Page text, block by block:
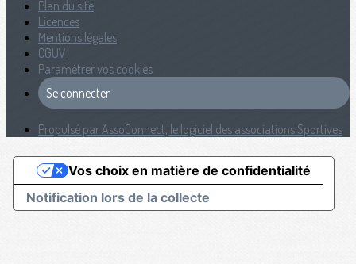
Plan du site
Licences
Mentions légales
CGUV
Paramétrer vos cookies
Se connecter
Propulsé par AssoConnect, le logiciel des associations Sportives
Notification lors de la collecte
Vos choix en matière de confidentialité